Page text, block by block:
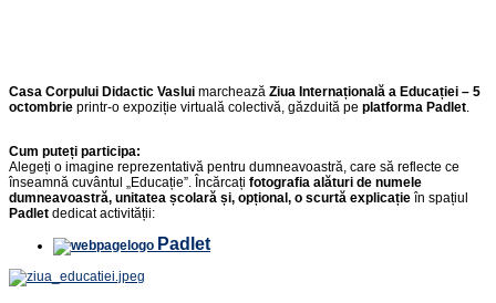
Casa Corpului Didactic Vaslui marchează Ziua Internațională a Educației – 5
octombrie printr-o expoziție virtuală colectivă, găzduită pe platforma Padlet
Cum puteți participa:
Alegeți o imagine reprezentativă pentru dumneavoastră, care să reflecte ce
înseamnă cuvântul „Educație”. Încărcați fotografia alături de numele
dumneavoastră, unitatea școlară și, opțional, o scurtă explicație în spațiul
Padlet dedicat activității:
Padlet